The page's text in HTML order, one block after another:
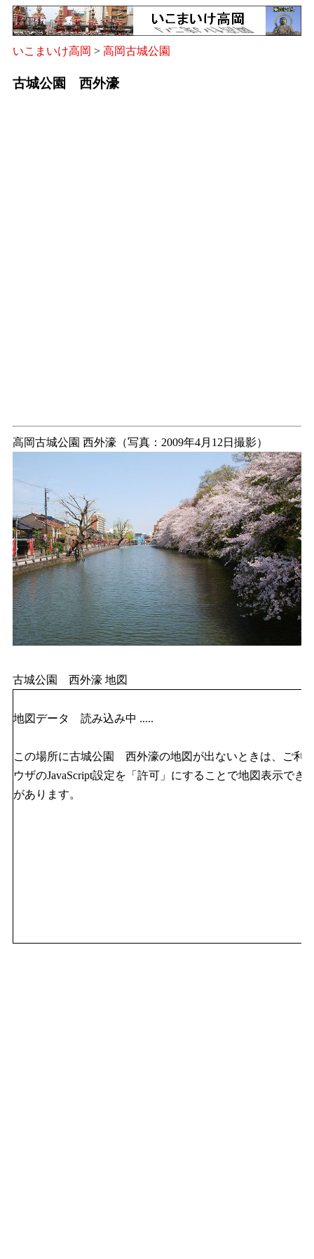
いこまいけ高岡 > 高岡古城公園
古城公園 西外濠
高岡古城公園 西外濠（写真：2009年4月12日撮影）
古城公園 西外濠 地図
地図データ 読み込み中 .....
この場所に古城公園 西外濠の地図が出ないときは、ご利
ウザのJavaScript設定を「許可」にすることで地図表示でき
があります。